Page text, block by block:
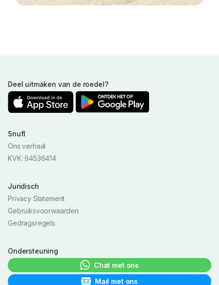
Deel uitmaken van de roedel?
Snufl
Ons verhaal
KVK: 94536414
Juridisch
Privacy Statement
Gebruiksvoorwaarden
Gedragsregels
Ondersteuning
Chat met ons
Mail met ons